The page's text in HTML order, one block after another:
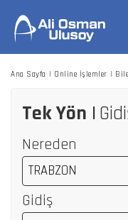
Ana Sayfa Online İşlemler
Tek Yön
Nereden
TRABZON
Gidiş